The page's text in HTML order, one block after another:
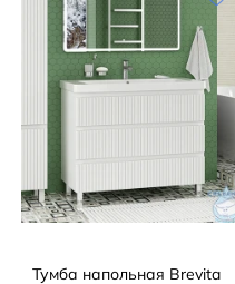
Тумба напольная Brevita